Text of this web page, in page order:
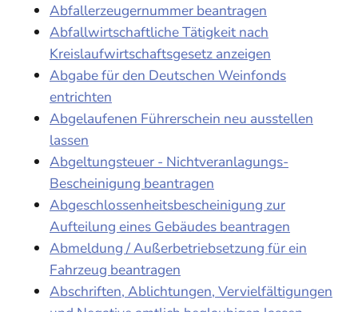
Abfallerzeugernummer beantragen
Abfallwirtschaftliche Tätigkeit nach
Kreislaufwirtschaftsgesetz anzeigen
Abgabe für den Deutschen Weinfonds
entrichten
Abgelaufenen Führerschein neu ausstellen
lassen
Abgeltungsteuer - Nichtveranlagungs-
Bescheinigung beantragen
Abgeschlossenheitsbescheinigung zur
Aufteilung eines Gebäudes beantragen
Abmeldung / Außerbetriebsetzung für ein
Fahrzeug beantragen
Abschriften, Ablichtungen, Vervielfältigungen